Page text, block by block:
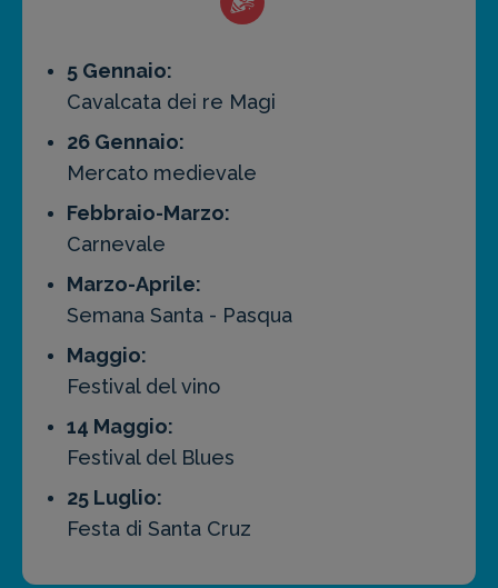
5 Gennaio:
Cavalcata dei re Magi
26 Gennaio:
Mercato medievale
Febbraio-Marzo:
Carnevale
Marzo-Aprile:
Semana Santa - Pasqua
Maggio:
Festival del vino
14 Maggio:
Festival del Blues
25 Luglio:
Festa di Santa Cruz